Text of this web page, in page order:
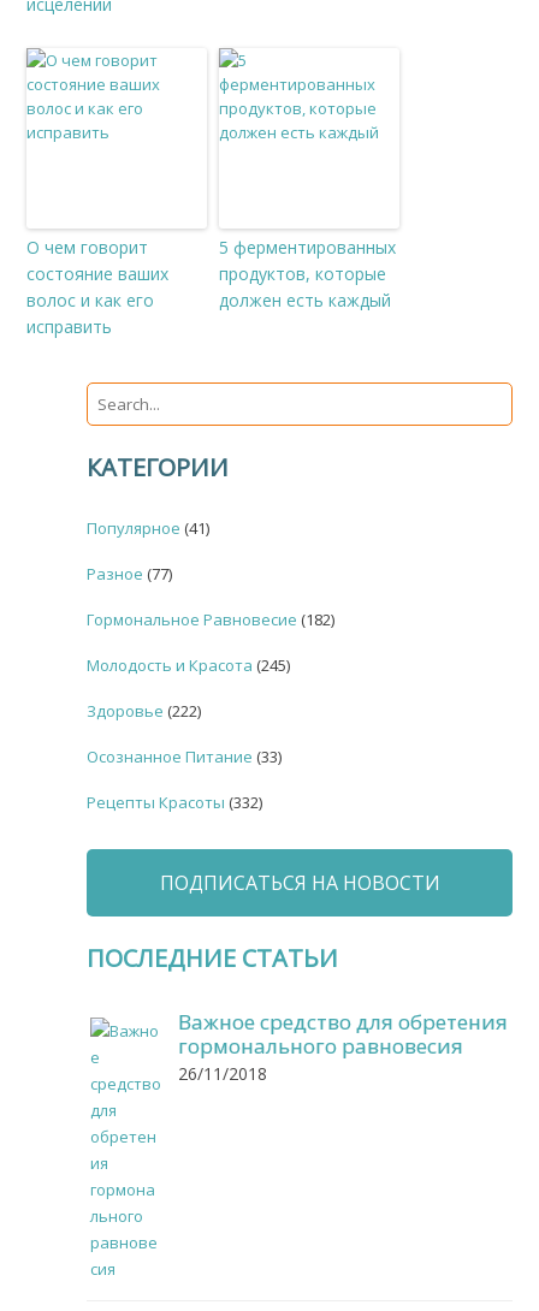
О чем говорит
состояние ваших
волос и как его
исправить
5 ферментированных
продуктов, которые
должен есть каждый
КАТЕГОРИИ
Популярное (41)
Разное (77)
Гормональное Равновесие (182)
Молодость и Красота (245)
Здоровье (222)
Осознанное Питание (33)
Рецепты Красоты (332)
ПОДПИСАТЬСЯ НА НОВОСТИ
ПОСЛЕДНИЕ СТАТЬИ
Важное средство для обретения
гормонального равновесия
26/11/2018